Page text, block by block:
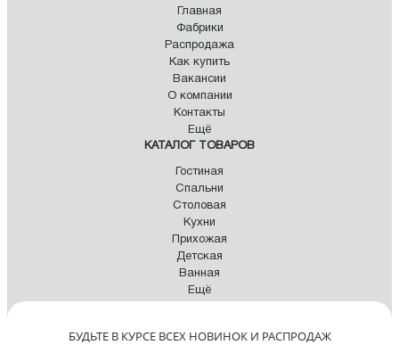
Главная
Фабрики
Распродажа
Как купить
Вакансии
О компании
Контакты
Ещё
КАТАЛОГ ТОВАРОВ
Гостиная
Спальни
Столовая
Кухни
Прихожая
Детская
Ванная
Ещё
БУДЬТЕ В КУРСЕ ВСЕХ НОВИНОК И РАСПРОДАЖ